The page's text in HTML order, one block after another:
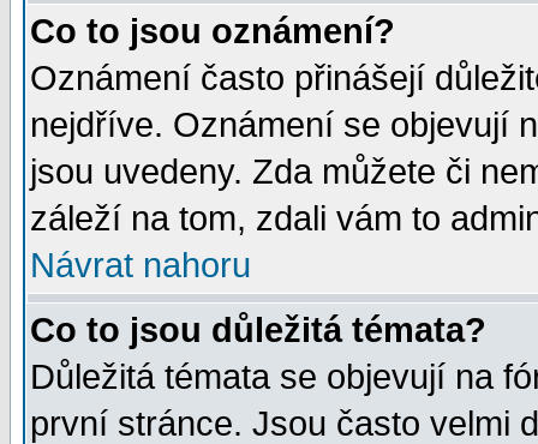
Co to jsou oznámení?
Oznámení často přinášejí
nejdříve. Oznámení se objevují
jsou uvedeny. Zda můžete či
záleží na tom, zdali vám to
Návrat nahoru
Co to jsou důležitá témata?
Důležitá témata se objevují na
první stránce. Jsou často velmi